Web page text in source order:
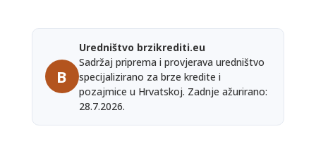
B
Uredništvo brzikrediti.eu
Sadržaj priprema i provjerava uredništvo
specijalizirano za brze kredite i
pozajmice u Hrvatskoj. Zadnje ažurirano:
28.7.2026.